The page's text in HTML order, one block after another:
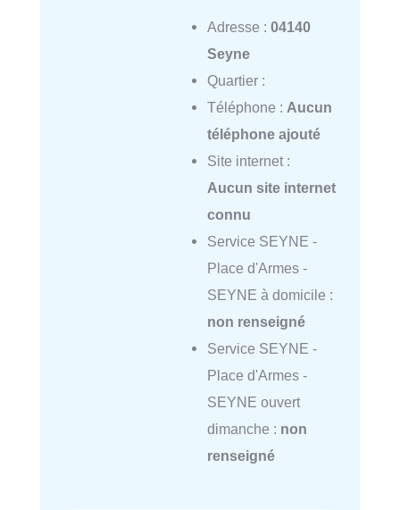
Adresse : 04140
Seyne
Quartier :
Téléphone : Aucun
téléphone ajouté
Site internet :
Aucun site internet
connu
Service SEYNE -
Place d'Armes -
SEYNE à domicile :
non renseigné
Service SEYNE -
Place d'Armes -
SEYNE ouvert
dimanche : non
renseigné